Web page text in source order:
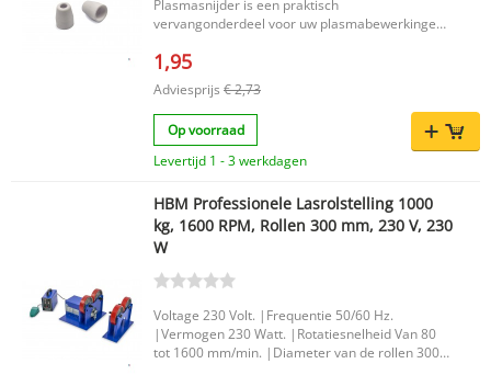
Plasmasnijder is een praktisch
vervangonderdeel voor uw plasmabewerkingen.
gebruik met de HBM CUT 40 plasmasnijder en
Ideaal als u op zoek bent naar een passende
vervanging met de vertrouwde HBM-kwaliteit.
Belangrijkste voordelen Geschikt voor de HBM
CUT 40 plasmasnijder Origineel HBM-onderdeel
Handig als vervanging van een versleten
Producttype: Keramische cup EAN code:
7435124869845 Met deze HBM keramische cup
zorgt u voor een passende en betrouwbare
Een eenvoudige keuze voor wie een compatibel
1,95
Adviesprijs € 2,73
Op voorraad
Levertijd 1 - 3 werkdagen
HBM Professionele Lasrolstelling 1000
kg, 1600 RPM, Rollen 300 mm, 230 V, 230
W
Voltage 230 Volt. |Frequentie 50/60 Hz.
|Vermogen 230 Watt. |Rotatiesnelheid Van 80
tot 1600 mm/min. |Diameter van de rollen 300